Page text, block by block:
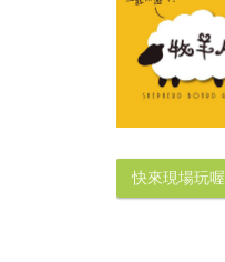
快來現場玩喔